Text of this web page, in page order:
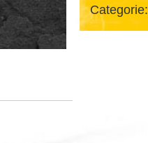
Categorie: